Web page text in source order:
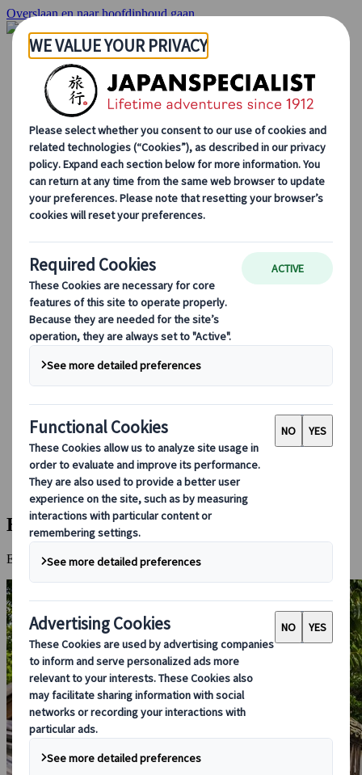
Overslaan en naar hoofdinhoud gaan
Startpagina
Reizen
Individuele Reizen
Groepsreizen
Reizen per huurauto
Excursies
Groepsreizen op maat
Japan Rail Pass
Hoe we te werk gaan
Over Ons
Ons team
Sluit je aan bij ons team
Seizoensgebonden Reistips
Bestemmingshoogtepunten
Culturele Inzichten
Culinaire Avonturen
Ontdek Japan met de trein
Veelgestelde vragen
Essentiële info
Etiquette in Japan
Autorijden in Japan
Boeken bij ons
Japan Rail Pass
Accommodatie
Online Reisadvies
Japanspecialist
Bestemmingen
Alle bestemmingen
Hagi
Hagi
Een stad waar de overblijfselen van de samoeraitijd bewaard zijn.